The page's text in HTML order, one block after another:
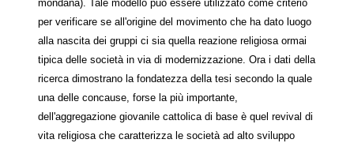
mondana). Tale modello può essere utilizzato come criterio
per verificare se all'origine del movimento che ha dato luogo
alla nascita dei gruppi ci sia quella reazione religiosa ormai
tipica delle società in via di modernizzazione. Ora i dati della
ricerca dimostrano la fondatezza della tesi secondo la quale
una delle concause, forse la più importante,
dell'aggregazione giovanile cattolica di base è quel revival di
vita religiosa che caratterizza le società ad alto sviluppo